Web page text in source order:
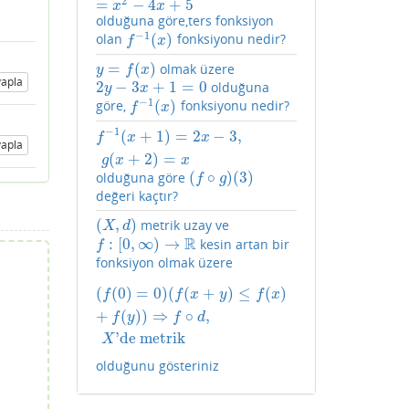
= x − 4x + 5
olduğuna göre,ters fonksiyon
olan f−1 (x)
f−1(x) fonksiyonu nedir?
y = f(x)
y=f(x olmak üzere
2y − 3x + 1 = 0
2y−3x +1= 0
olduğuna
göre, f−1 (x)
f−1(x) fonksiyonu nedir?
f−1(x + 1) = 2x − 3,
g(x + 2) = x
f−1(x+1 )=2x− 3, g (x+ 2)= x
olduğuna göre ( f ∘ g)(3)
(f ∘ g) 3)
değeri kaçtır?
(X, d)
(X,d) metrik uzay ve
f : [0, ∞) → R
f:[ 0 ∞)→R
kesin artan bir
fonksiyon olmak üzere
( f(0) = 0)( f(x + y) ≤ f(x)
+ f(y)) ⇒ f ∘ d,
X'de metrik
(f (0)=0 (f( x+y)≤f(x)+f(y))⇒ f∘ d, X'de metrik
olduğunu gösteriniz